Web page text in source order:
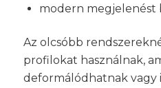
modern megjelenést
Az olcsóbb
profilokat használnak,
deformálódhatnak vagy